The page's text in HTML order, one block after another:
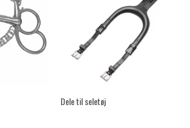
Dele til seletøj